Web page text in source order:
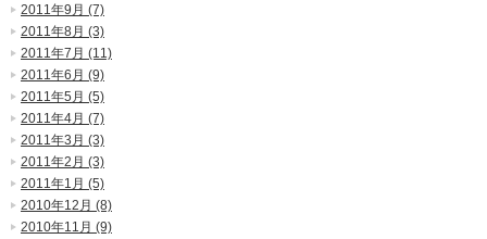
2011年9月 (7)
2011年8月 (3)
2011年7月 (11)
2011年6月 (9)
2011年5月 (5)
2011年4月 (7)
2011年3月 (3)
2011年2月 (3)
2011年1月 (5)
2010年12月 (8)
2010年11月 (9)